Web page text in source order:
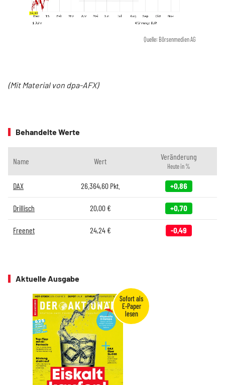
Quelle: Börsenmedien AG
(Mit Material von dpa-AFX)
Behandelte Werte
Name Wert Veränderung
Heute in %
DAX 26.364,60Pkt. +0,86
Drillisch 20,00€ +0,70
Freenet 24,24€ -0,49
Aktuelle Ausgabe